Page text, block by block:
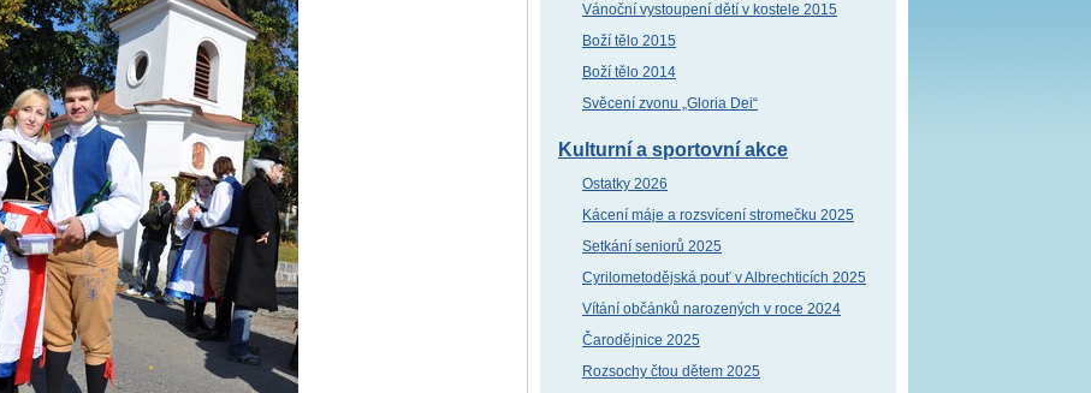
Vánoční vystoupení dětí v kostele 2015
Boží tělo 2015
Boží tělo 2014
Svěcení zvonu „Gloria Dei“
Kulturní a sportovní akce
Ostatky 2026
Kácení máje a rozsvícení stromečku 2025
Setkání seniorů 2025
Cyrilometodějská pouť v Albrechticích 2025
Vítání občánků narozených v roce 2024
Čarodějnice 2025
Rozsochy čtou dětem 2025